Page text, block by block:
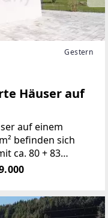
Gestern
Häuser auf
auf einem
befinden sich
ca. 80 + 83
3 Zimmer, Küche